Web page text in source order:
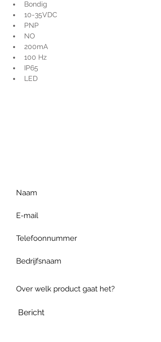
Bondig
10-35VDC
PNP
NO
200mA
100 Hz
IP65
LED